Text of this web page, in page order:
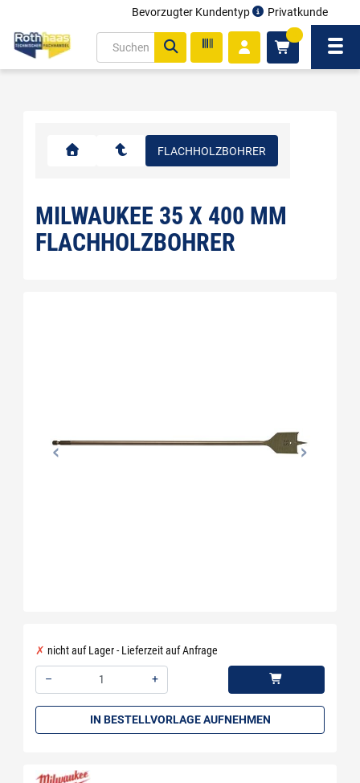
Bevorzugter Kundentyp Privatkunde
FLACHHOLZBOHRER
MILWAUKEE 35 X 400 MM
FLACHHOLZBOHRER
nicht auf Lager - Lieferzeit auf Anfrage
–
+
IN BESTELLVORLAGE AUFNEHMEN